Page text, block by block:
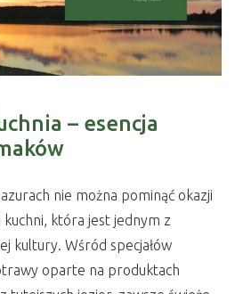
– esencja
nie można pominąć okazji
która jest jednym z
kultury. Wśród specjałów
oparte na produktach